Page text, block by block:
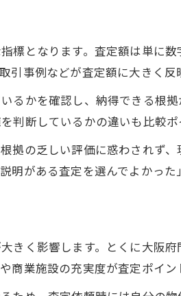
標となります。査定額は単に
事例などが査定額に大きく反
るかを確認し、納得できる根
断しているかの違いも比較ポ
拠の乏しい評価に惑わされず
がある査定を選んでよかった
きく影響します。とくに大阪
業施設の充実度が査定ポイン